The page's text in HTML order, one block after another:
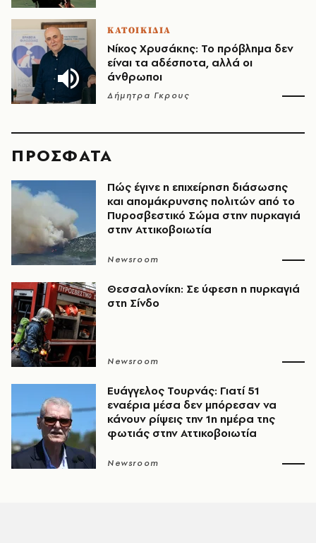
ΚΑΤΟΙΚΙΔΙΑ
Νίκος Χρυσάκης: Το πρόβλημα δεν
είναι τα αδέσποτα, αλλά οι
άνθρωποι
Δήμητρα Γκρους
ΠΡΟΣΦΑΤΑ
Πώς έγινε η επιχείρηση διάσωσης
και απομάκρυνσης πολιτών από το
Πυροσβεστικό Σώμα στην πυρκαγιά
στην Αττικοβοιωτία
Newsroom
Θεσσαλονίκη: Σε ύφεση η πυρκαγιά
στη Σίνδο
Newsroom
Ευάγγελος Τουρνάς: Γιατί 51
εναέρια μέσα δεν μπόρεσαν να
κάνουν ρίψεις την 1η ημέρα της
φωτιάς στην Αττικοβοιωτία
Newsroom